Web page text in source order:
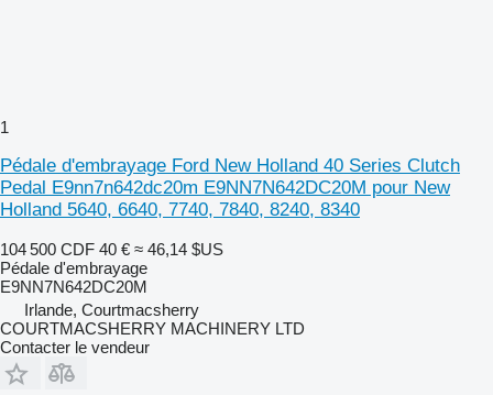
1
Pédale d'embrayage Ford New Holland 40 Series Clutch
Pedal E9nn7n642dc20m E9NN7N642DC20M pour New
Holland 5640, 6640, 7740, 7840, 8240, 8340
104 500 CDF 40 € ≈ 46,14 $US
Pédale d'embrayage
E9NN7N642DC20M
Irlande, Courtmacsherry
COURTMACSHERRY MACHINERY LTD
Contacter le vendeur